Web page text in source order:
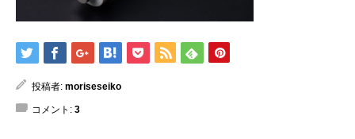
投稿者: moriseseiko
コメント: 3